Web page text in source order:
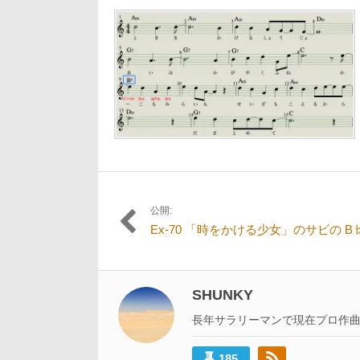
月
12
日
イ
ズ
の
リ
ク:
投
ナ
ビ
ゲ
ー
公開:
Ex-70 「時をかける少女」のサビの
SHUNKY
長年サラリーマンで現在プロ作曲